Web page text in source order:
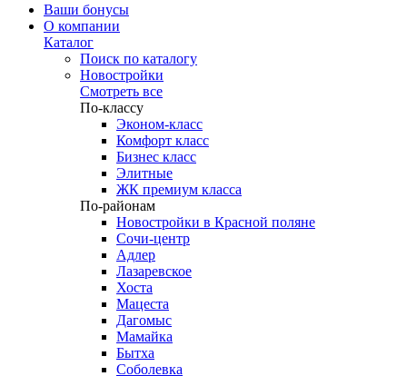
Ваши бонусы
О компании
Каталог
Поиск по каталогу
Новостройки
Смотреть все
По-классу
Эконом-класс
Комфорт класс
Бизнес класс
Элитные
ЖК премиум класса
По-районам
Новостройки в Красной поляне
Сочи-центр
Адлер
Лазаревское
Хоста
Мацеста
Дагомыс
Мамайка
Бытха
Соболевка